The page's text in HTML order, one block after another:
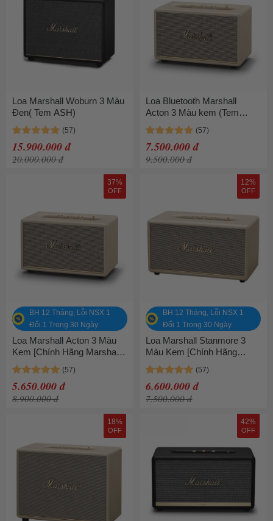
Loa Marshall Woburn 3 Màu
Đen( Tem ASH)
15.900.000 đ
20.000.000 đ
Loa Bluetooth Marshall
Acton 3 Màu kem (Tem
ASH)
7.500.000 đ
9.500.000 đ
37%
OFF
BH 12 Tháng, Lỗi NSX 1
Đổi 1 Trong 30 Ngày
Loa Marshall Acton 3 Màu
Kem [Chính Hãng Marshall -
Bảo hành 1 năm]
5.650.000 đ
8.900.000 đ
12%
OFF
BH 12 Tháng, Lỗi NSX 1
Đổi 1 Trong 30 Ngày
Loa Marshall Stanmore 3
Màu Kem [Chính Hãng
Marshall - Bảo hành 1 năm]
6.600.000 đ
7.500.000 đ
18%
OFF
42%
OFF